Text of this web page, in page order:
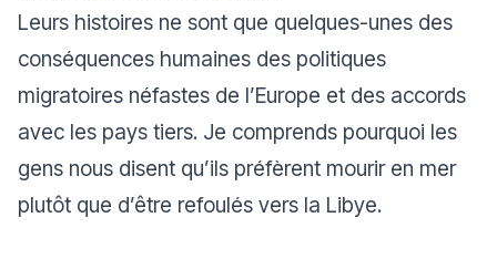
Leurs histoires ne sont que quelques-unes des
conséquences humaines des politiques
migratoires néfastes de l’Europe et des accords
avec les pays tiers. Je comprends pourquoi les
gens nous disent qu’ils préfèrent mourir en mer
plutôt que d’être refoulés vers la Libye.